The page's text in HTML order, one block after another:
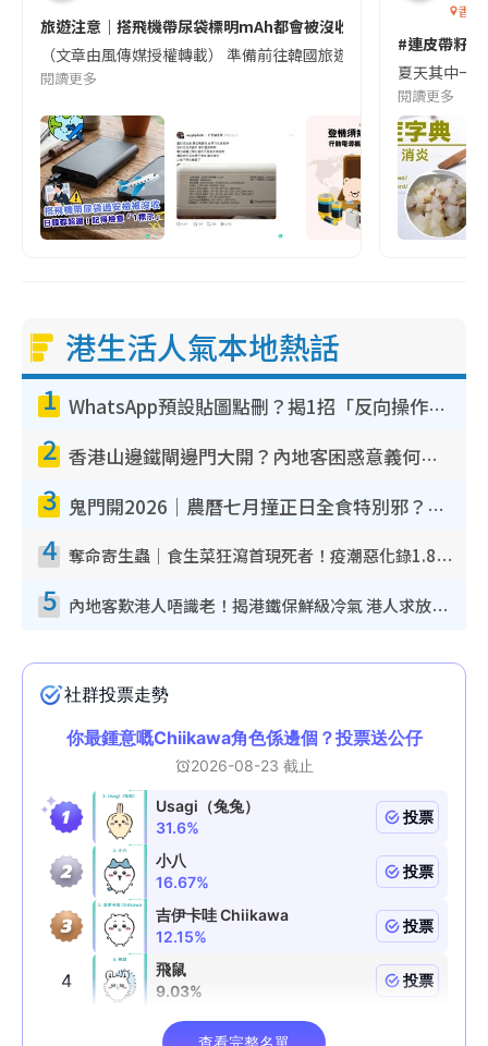
旅遊注意｜搭飛機帶尿袋標明mAh都會被沒收😱出發前切記檢查
（文章由風傳媒授權轉載） 準備前往韓國旅遊的民眾，近期要
閱讀更多
香港
#連皮帶籽
夏天其中一
閱讀更多
港生活人氣本地熱話
1 WhatsApp預設貼圖點刪？揭1招「反向操作」還原簡潔介面 附3步實測教學
2 香港山邊鐵閘邊門大開？內地客困惑意義何在！網民神回覆：呢種叫法理性防禦
3 鬼門開2026｜農曆七月撞正日全食特別邪？專家警告切忌做一事！揭4大禁忌+2招保平安
4 奪命寄生蟲｜食生菜狂瀉首現死者！疫潮惡化錄1.8萬宗病例 揭洗菜3大謬誤
5 內地客歎港人唔識老！揭港鐵保鮮級冷氣 港人求放過：咪投訴